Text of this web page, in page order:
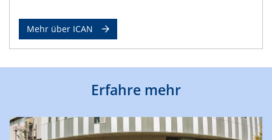
Mehr über ICAN
Erfahre mehr